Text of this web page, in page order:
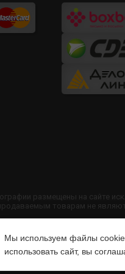
размещены на сайте
товарам не
материалов с сайта
Мы используем файлы
использовать сайт, вы